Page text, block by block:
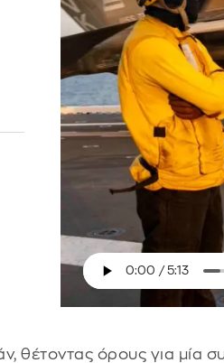
θέτοντας όρους για μία